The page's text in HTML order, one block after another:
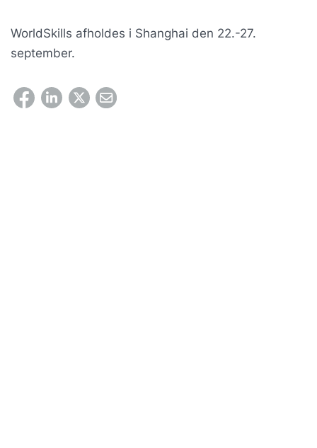
WorldSkills afholdes i Shanghai den 22.-27.
september.